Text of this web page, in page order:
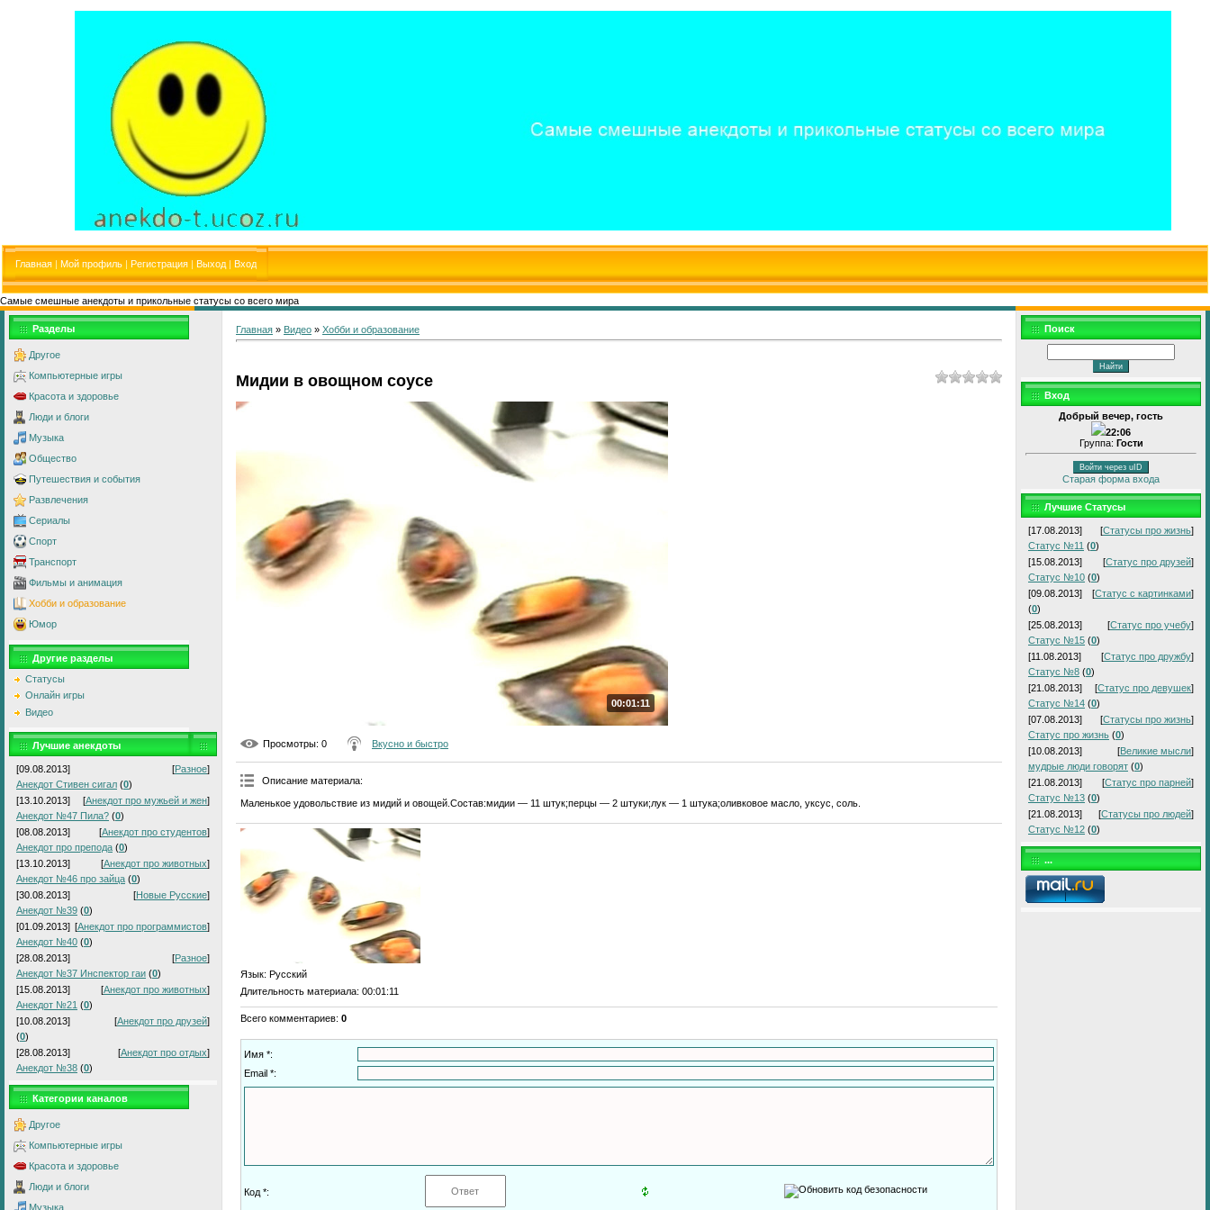
Главная | Мой профиль | Регистрация | Выход | Вход
Самые смешные анекдоты и прикольные статусы со всего мира
Разделы
Другое
Компьютерные игры
Красота и здоровье
Люди и блоги
Музыка
Общество
Путешествия и события
Развлечения
Сериалы
Спорт
Транспорт
Фильмы и анимация
Хобби и образование
Юмор
Другие разделы
Статусы
Онлайн игры
Видео
Лучшие анекдоты
[09.08.2013] [Разное]
Анекдот Стивен сигал (0)
[13.10.2013]
[Анекдот про мужьей и жен]
Анекдот №47 Пила? (0)
[08.08.2013]
[Анекдот про студентов]
Анекдот про препода (0)
[13.10.2013]
[Анекдот про животных]
Анекдот №46 про зайца (0)
[30.08.2013]
[Новые Русские]
Анекдот №39 (0)
[01.09.2013] [Анекдот про программистов]
Анекдот №40 (0)
[28.08.2013]
[Разное]
Анекдот №37 Инспектор гаи (0)
[15.08.2013]
[Анекдот про животных]
Анекдот №21 (0)
[10.08.2013]
[Анекдот про друзей]
(0)
[28.08.2013]
[Анекдот про отдых]
Анекдот №38 (0)
Категории каналов
Другое
Компьютерные игры
Красота и здоровье
Люди и блоги
Музыка
Главная » Видео » Хобби и образование
Мидии в овощном соусе
00:01:11
Просмотры: 0 Вкусно и быстро
Описание материала:
Маленькое удовольствие из мидий и овощей.Состав:мидии — 11 штук;перцы — 2 штуки;лук — 1 штука;оливковое масло, уксус, соль.
Язык: Русский
Длительность материала: 00:01:11
Всего комментариев: 0
Имя *:
Email *:
Код *:
Поиск
Вход
Добрый вечер, гость
22:06
Группа: Гости
Войти через uID
Старая форма входа
Лучшие Статусы
[17.08.2013] [Статусы про жизнь]
Статус №11 (0)
[15.08.2013]
[Статус про друзей]
Статус №10 (0)
[09.08.2013]
[Статус с картинками]
(0)
[25.08.2013]
[Статус про учебу]
Статус №15 (0)
[11.08.2013]
[Статус про дружбу]
Статус №8 (0)
[21.08.2013]
[Статус про девушек]
Статус №14 (0)
[07.08.2013]
[Статусы про жизнь]
Статус про жизнь (0)
[10.08.2013]
[Великие мысли]
мудрые люди говорят (0)
[21.08.2013]
[Статус про парней]
Статус №13 (0)
[21.08.2013]
[Статусы про людей]
Статус №12 (0)
...